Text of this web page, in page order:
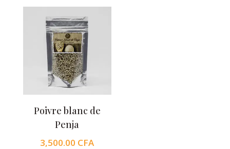
Poivre blanc de
Penja
3,500.00 CFA